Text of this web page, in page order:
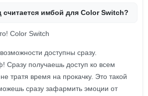
считается имбой для Color Switch?
Color Switch
доступны сразу.
Сразу получаешь доступ ко всем
тратя время на прокачку. Это такой
сразу зафармить эмоции от